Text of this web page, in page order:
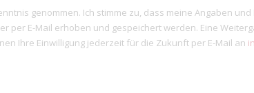
genommen. Ich stimme zu, dass meine Angaben
per E-Mail erhoben und gespeichert werden. Eine
Ihre Einwilligung jederzeit für die Zukunft per E-Mail an